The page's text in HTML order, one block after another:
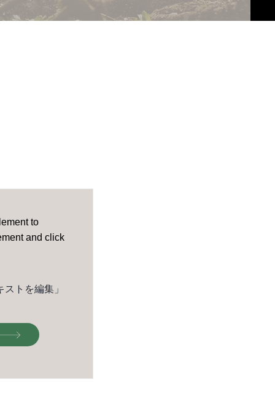
to
and click
トを編集」